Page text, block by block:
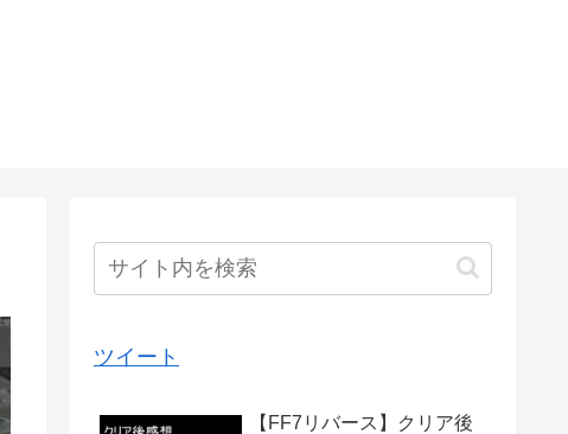
ツイート
【FF7リバース】クリア後